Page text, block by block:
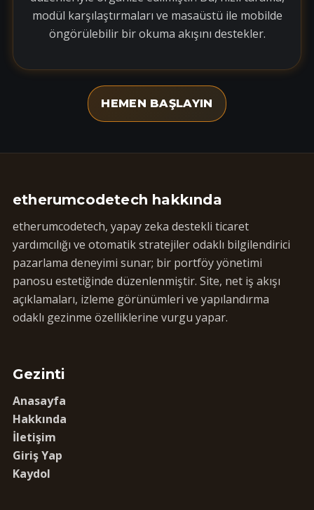
modül karşılaştırmaları ve masaüstü ile mobilde
öngörülebilir bir okuma akışını destekler.
HEMEN BAŞLAYIN
etherumcodetech hakkında
etherumcodetech, yapay zeka destekli ticaret
yardımcılığı ve otomatik stratejiler odaklı bilgilendirici
pazarlama deneyimi sunar; bir portföy yönetimi
panosu estetiğinde düzenlenmiştir. Site, net iş akışı
açıklamaları, izleme görünümleri ve yapılandırma
odaklı gezinme özelliklerine vurgu yapar.
Gezinti
Anasayfa
Hakkında
İletişim
Giriş Yap
Kaydol